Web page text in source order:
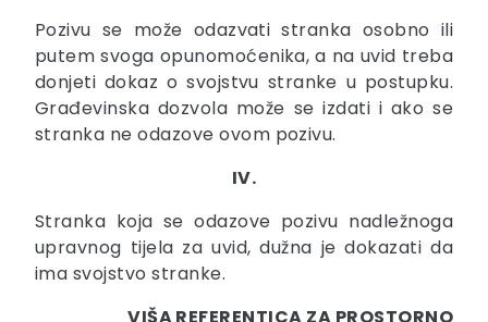
Pozivu se može odazvati stranka osobno ili
putem svoga opunomoćenika, a na uvid treba
donjeti dokaz o svojstvu stranke u postupku.
Građevinska dozvola može se izdati i ako se
stranka ne odazove ovom pozivu.
IV.
Stranka koja se odazove pozivu nadležnoga
upravnog tijela za uvid, dužna je dokazati da
ima svojstvo stranke.
VIŠA REFERENTICA ZA PROSTORNO